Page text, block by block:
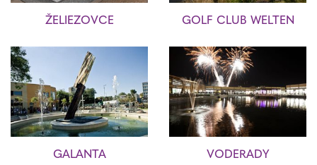
ŽELIEZOVCE GOLF CLUB WELTEN
GALANTA VODERADY